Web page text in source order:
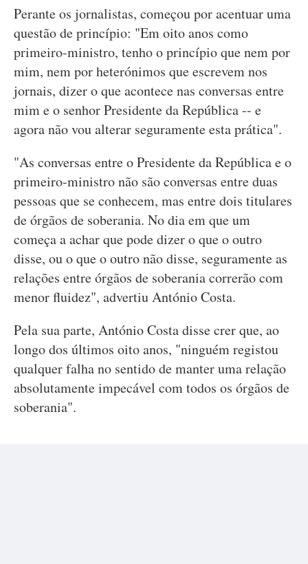
Perante os jornalistas, começou por acentuar uma
questão de princípio: "Em oito anos como
primeiro-ministro, tenho o princípio que nem por
mim, nem por heterónimos que escrevem nos
jornais, dizer o que acontece nas conversas entre
mim e o senhor Presidente da República -- e
agora não vou alterar seguramente esta prática".
"As conversas entre o Presidente da República e o
primeiro-ministro não são conversas entre duas
pessoas que se conhecem, mas entre dois titulares
de órgãos de soberania. No dia em que um
começa a achar que pode dizer o que o outro
disse, ou o que o outro não disse, seguramente as
relações entre órgãos de soberania correrão com
menor fluidez", advertiu António Costa.
Pela sua parte, António Costa disse crer que, ao
longo dos últimos oito anos, "ninguém registou
qualquer falha no sentido de manter uma relação
absolutamente impecável com todos os órgãos de
soberania".